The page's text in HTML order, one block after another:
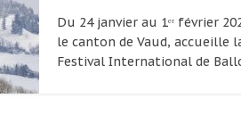
Du 24 janvier au 1ᵉʳ février
le canton de Vaud, accueille
Festival International de